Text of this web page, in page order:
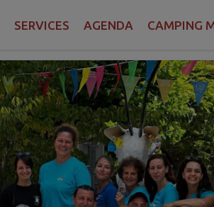
SERVICES AGENDA CAMPING
COMITE DES